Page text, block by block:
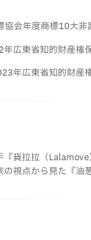
会年度商標10大非
広東省知的財産権
年広東省知的財産
貨拉拉（Lalamove
視点から見た『油